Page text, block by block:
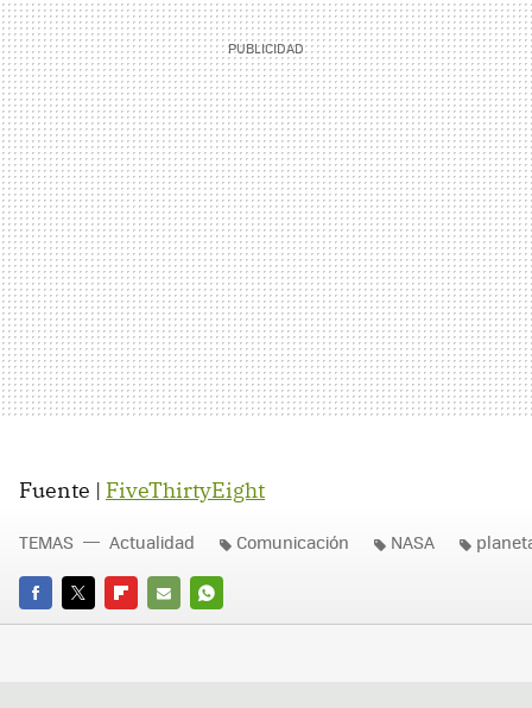
Fuente | FiveThirtyEight
FACEBOOK
TWITTERFLIPBOARD
E-
WHATSAPP
TEMAS Actualidad Comunicación NASA